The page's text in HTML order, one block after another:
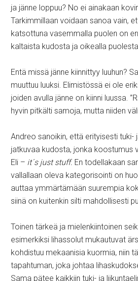
ja jänne loppuu? No ei ainakaan
Tarkimmillaan voidaan sanoa vain,
katsottuna vasemmalla puolen on
kaltaista kudosta ja oikealla
Entä missä jänne kiinnittyy luuhun?
muuttuu luuksi. Elimistössä ei ole
joiden avulla jänne on kiinni luussa.
hyvin pitkälti samoja, mutta niiden
Andreo sanoikin, että erityisesti tuki-
jatkuvaa kudosta, jonka koostumus
Eli – it´s just stuff. En todellakaan
vallallaan oleva kategorisointi on
auttaa ymmärtämään suurempia
siinä on kuitenkin silti mahdollisesti
Toinen tärkeä ja mielenkiintoinen
esimerkiksi lihassolut mukautuvat
kohdistuu mekaanisia kuormia, niin
tapahtuman, joka johtaa
Sama pätee kaikkiin tuki- ja